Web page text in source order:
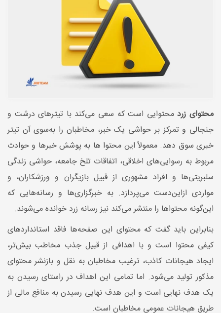
محتوای زردمحتوایی است که سعی می‌کند با تیترهای درشت و
جنجالی و تمرکز بر حواشی یک خبر، مخاطبان را به‌سوی آن تیتر
خبری سوق دهد. معمولاً این محتوا ها به پوشش خبرها و حوادث
مربوط به رسوایی‌های اخلاقی، اتفاقات تلخ جامعه، حواشی زندگی
سلبریتی‌ها و افراد مشهوری از قبیل بازیگران و ورزشکاران، و
مواردی ازاین‌دست می‌پردازد. به خبرگزاری‌ها و رسانه‌هایی که
این‌گونه محتواها را منتشر می‌کند نیز رسانه زرد خوانده می‌شوند.
بنابراین باید گفت که محتوای این صفحه‌ها فاقد استانداردهای
کیفی محتوا است و با اهدافی از قبیل جذب مخاطب بیش‌تر،
ایجاد هیجانات کاذب، ترغیب مخاطبان به نقل و بازنشر محتوای
مذکور تولید می‌شود. اما تمامی این اهداف در راستای رسیدن به
یک هدف نهایی است و این هدف نهایی رسیدن به منافع مالی از
طریق هیجانات عمومی مخاطبان است.